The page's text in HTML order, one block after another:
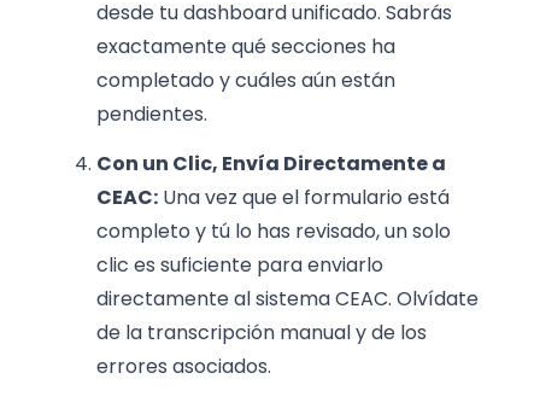
desde tu dashboard unificado. Sabrás
exactamente qué secciones ha
completado y cuáles aún están
pendientes.
Con un Clic, Envía Directamente a
CEAC: Una vez que el formulario está
completo y tú lo has revisado, un solo
clic es suficiente para enviarlo
directamente al sistema CEAC. Olvídate
de la transcripción manual y de los
errores asociados.